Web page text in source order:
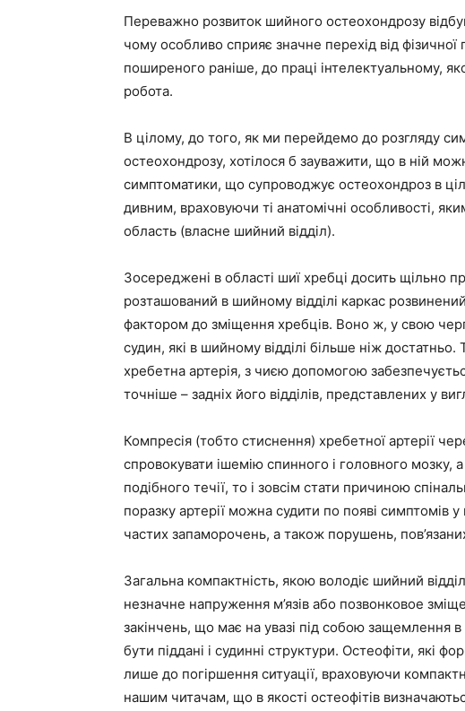
Переважно розвиток шийного остеохондрозу
чому особливо сприяє значне перехід від фізичної
поширеного раніше, до праці інтелектуальному,
робота.
В цілому, до того, як ми перейдемо до розгляду
остеохондрозу, хотілося б зауважити, що в ній
симптоматики, що супроводжує остеохондроз в
дивним, враховуючи ті анатомічні особливості,
область (власне шийний відділ).
Зосереджені в області шиї хребці досить щільно
розташований в шийному відділі каркас
фактором до зміщення хребців. Воно ж, у свою
судин, які в шийному відділі більше ніж
хребетна артерія, з чиєю допомогою
точніше – задніх його відділів, представлених у
Компресія (тобто стиснення) хребетної артерії
спровокувати ішемію спинного і головного мозку,
подібного течії, то і зовсім стати причиною
поразку артерії можна судити по появі симптомів
частих запаморочень, а також порушень,
Загальна компактність, якою володіє шийний
незначне напруження м’язів або позвонковое
закінчень, що має на увазі під собою защемлення
бути піддані і судинні структури. Остеофіти, які
лише до погіршення ситуації, враховуючи
нашим читачам, що в якості остеофітів